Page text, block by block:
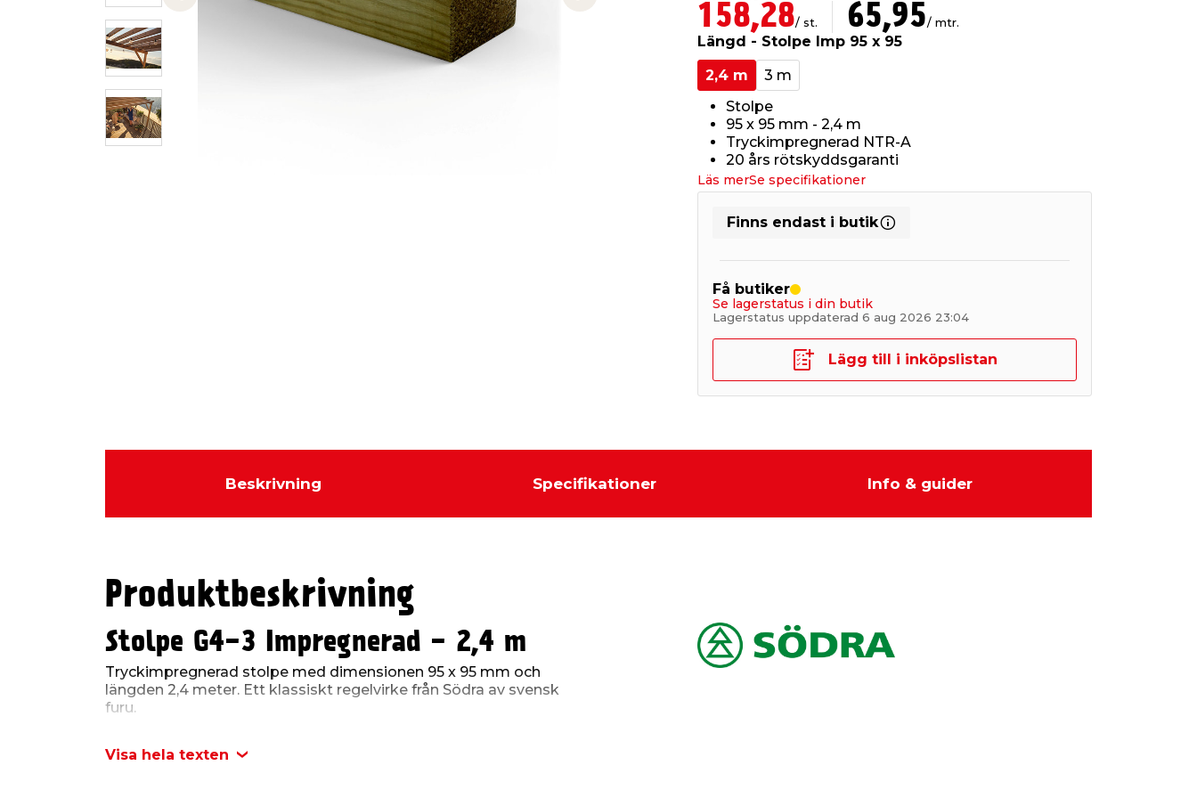
Previous slide Next slide 158,28/ st. 65,95/ mtr.
Längd - Stolpe Imp 95 x 95
2,4 m
3 m
Stolpe
95 x 95 mm - 2,4 m
Tryckimpregnerad NTR-A
20 års rötskyddsgaranti
Läs merSe specifikationer
Finns endast i butik
Få butiker
Se lagerstatus i din butik
Lagerstatus uppdaterad 6 aug 2026 23:04
Lägg till i inköpslistan
Beskrivning Specifikationer Info & guider
Produktbeskrivning
Stolpe G4-3 Impregnerad - 2,4 m
Tryckimpregnerad stolpe med dimensionen 95 x 95 mm och
längden 2,4 meter. Ett klassiskt regelvirke från Södra av svensk
furu.
Tryckimpregnerad NTR-A stolpe
Tryckimpregnering innebär att virket har ett genomgående
Visa hela texten